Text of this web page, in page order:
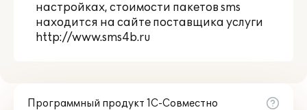
настройках, стоимости пакетов sms
находится на сайте поставщика услуги
http://www.sms4b.ru
Программный продукт 1С-Совместно